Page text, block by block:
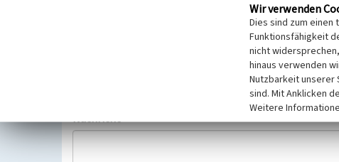
Wir bitten Sie um freiwillige Angabe Ihres Namens und Ihrer E-
Selbstverständlich werden diese entsprechend der Vorschriften
Datenschutzgrundverordnung (EU-DSGVO) vertraulich
Nachricht
Wir verwenden
Dies sind zum
Funktionsfähigkeit
nicht
hinaus verwenden
Nutzbarkeit unserer
sind. Mit Anklicken
Weitere